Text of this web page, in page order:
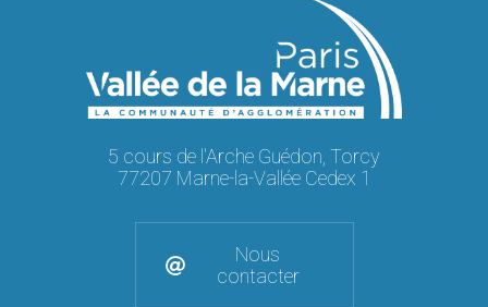
5 cours de l'Arche Guédon, Torcy
77207 Marne-la-Vallée Cedex 1
Nous
contacter